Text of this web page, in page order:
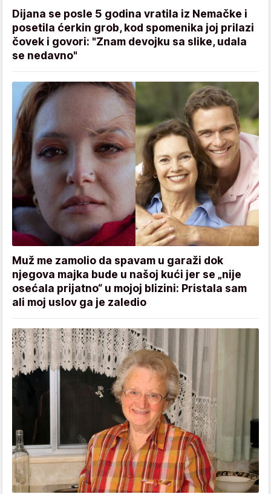
Dijana se posle 5 godina vratila iz Nemačke i
posetila ćerkin grob, kod spomenika joj prilazi
čovek i govori: "Znam devojku sa slike, udala
se nedavno"
Muž me zamolio da spavam u garaži dok
njegova majka bude u našoj kući jer se „nije
osećala prijatno“ u mojoj blizini: Pristala sam
ali moj uslov ga je zaledio